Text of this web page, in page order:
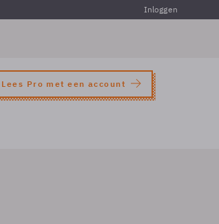
Inloggen
Lees Pro met een account